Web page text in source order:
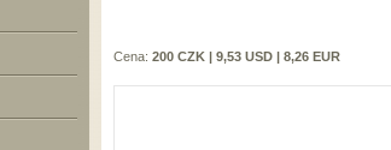
Cena: 200 CZK | 9,53 USD | 8,26 EUR